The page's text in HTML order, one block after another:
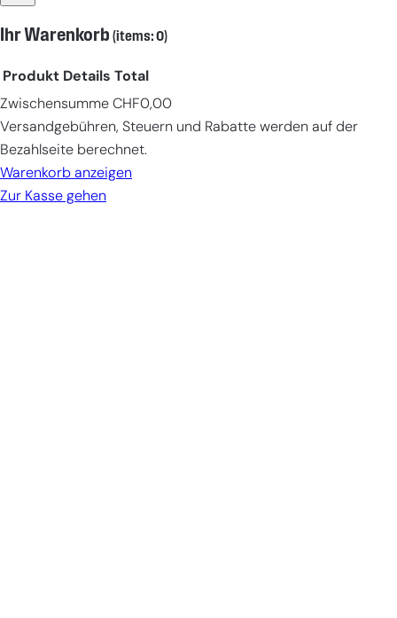
Ihr Warenkorb (items: 0)
Products
in
cart
Produkt Details Total
Zwischensumme CHF0,00
Versandgebühren, Steuern und Rabatte werden auf der
Bezahlseite berechnet.
Warenkorb anzeigen
Zur Kasse gehen